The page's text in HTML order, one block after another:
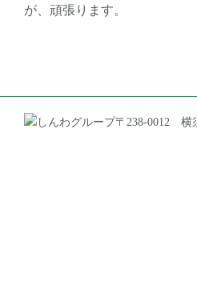
が、頑張ります。
〒238-0012 横